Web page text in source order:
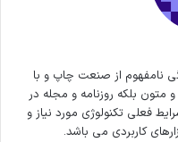
نامفهوم از صنعت چاپ و با
متون بلکه روزنامه و مجله در
فعلی تکنولوژی مورد نیاز و
کاربردی می باشد.